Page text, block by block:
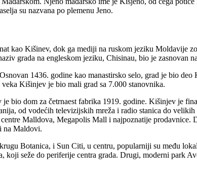
su nazvana po plemenu Jeno.
kao Kišinev, dok ga mediji na ruskom jeziku Moldavije
grada na engleskom jeziku, Chisinau, bio je
Osnovan 1436. godine kao manastirsko selo, grad je bio
Kišinjev je bio mali grad sa 7.000 stanovnika.
bio dom za četrnaest fabrika 1919. godine. Kišinjev je
od vodećih televizijskih mreža i radio stanica do
Malldova, Megapolis Mall i najpoznatije
na Maldovi.
Botanica, i Sun Citi, u centru, popularniji su među
koji seže do periferije centra grada. Drugi, moderni park